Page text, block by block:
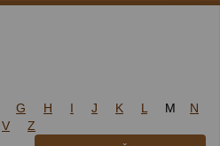
G H I J K L M N
V Z